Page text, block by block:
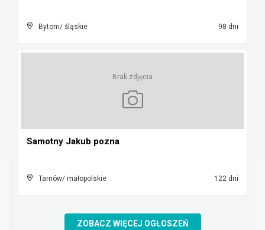
Bytom/ śląskie 98 dni
Brak zdjęcia
Samotny Jakub pozna
Tarnów/ małopolskie 122 dni
ZOBACZ WIĘCEJ OGŁOSZEŃ